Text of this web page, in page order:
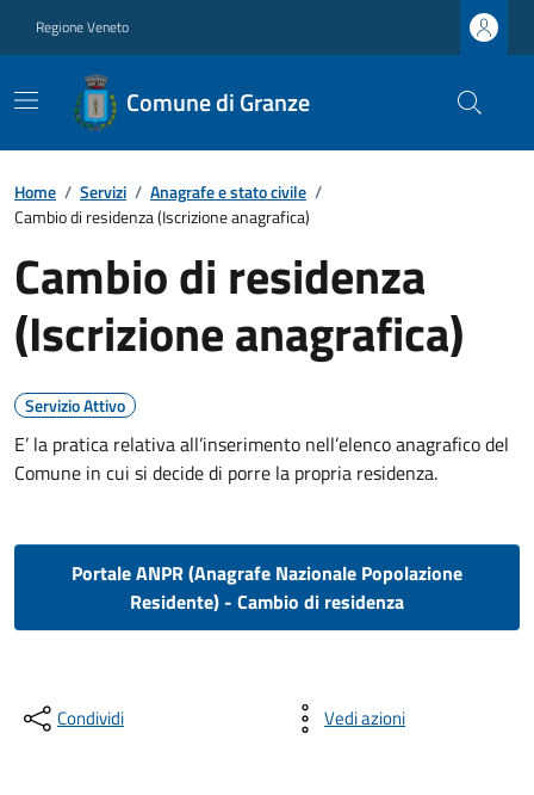
Regione Veneto
Comune di Granze
Home / Servizi / Anagrafe e stato civile /
Cambio di residenza (Iscrizione anagrafica)
Cambio di residenza
(Iscrizione anagrafica)
Servizio Attivo
E’ la pratica relativa all’inserimento nell’elenco anagrafico del
Comune in cui si decide di porre la propria residenza.
Portale ANPR (Anagrafe Nazionale Popolazione
Residente) - Cambio di residenza
Condividi Vedi azioni